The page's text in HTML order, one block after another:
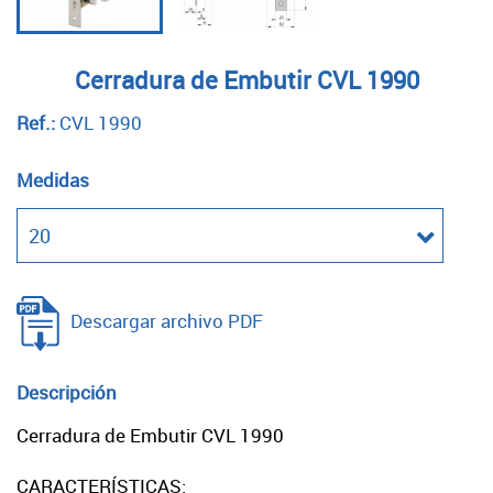
Cerradura de Embutir CVL 1990
Ref.: CVL 1990
Medidas
Descargar archivo PDF
Descripción
Cerradura de Embutir CVL 1990
CARACTERÍSTICAS: